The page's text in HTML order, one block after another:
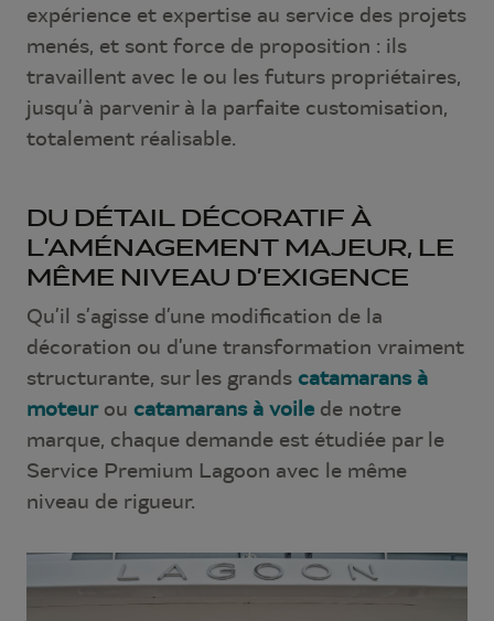
expérience et expertise au service des projets
menés, et sont force de proposition : ils
travaillent avec le ou les futurs propriétaires,
jusqu’à parvenir à la parfaite customisation,
totalement réalisable.
DU DÉTAIL DÉCORATIF À
L’AMÉNAGEMENT MAJEUR, LE
MÊME NIVEAU D’EXIGENCE
Qu’il s’agisse d’une modification de la
décoration ou d’une transformation vraiment
structurante, sur les grands catamarans à
moteurou catamarans à voile de notre
marque, chaque demande est étudiée par le
Service Premium Lagoon avec le même
niveau de rigueur.